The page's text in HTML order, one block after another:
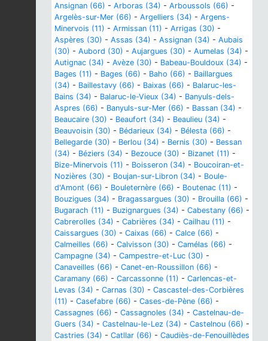
Ansignan (66) - Arboras (34) - Arboussols (66) -
Argelès-sur-Mer (66) - Argelliers (34) - Argens-
Minervois (11) - Armissan (11) - Arrigas (30) -
Aspères (30) - Assas (34) - Assignan (34) - Aubais
(30) - Aubord (30) - Aujargues (30) - Aumelas (34) -
Autignac (34) - Avèze (30) - Babeau-Bouldoux (34) -
Bages (11) - Bages (66) - Baho (66) - Baillargues
(34) - Baillestavy (66) - Baixas (66) - Balaruc-les-
Bains (34) - Balaruc-le-Vieux (34) - Banyuls-dels-
Aspres (66) - Banyuls-sur-Mer (66) - Bassan (34) -
Beaucaire (30) - Beaufort (34) - Beaulieu (34) -
Beauvoisin (30) - Bédarieux (34) - Bélesta (66) -
Bellegarde (30) - Berlou (34) - Bernis (30) - Bessan
(34) - Béziers (34) - Bezouce (30) - Bizanet (11) -
Bize-Minervois (11) - Boisseron (34) - Boucoiran-et-
Nozières (30) - Boujan-sur-Libron (34) - Boule-
d'Amont (66) - Bouleternère (66) - Boutenac (11) -
Bouzigues (34) - Bragassargues (30) - Brouilla (66) -
Bugarach (11) - Buzignargues (34) - Cabestany (66) -
Cabrerolles (34) - Cabrières (34) - Cailhau (11) -
Caissargues (30) - Caixas (66) - Calce (66) -
Calmeilles (66) - Calvisson (30) - Camélas (66) -
Campagne (34) - Campestre-et-Luc (30) -
Canaveilles (66) - Canet-en-Roussillon (66) -
Caramany (66) - Carcassonne (11) - Carlencas-et-
Levas (34) - Carnas (30) - Cascastel-des-Corbières
(11) - Casefabre (66) - Cases-de-Pène (66) -
Cassagnes (66) - Cassagnoles (34) - Castelnau-de-
Guers (34) - Castelnau-le-Lez (34) - Castelnou (66) -
Castries (34) - Catllar (66) - Caudiès-de-Fenouillèdes